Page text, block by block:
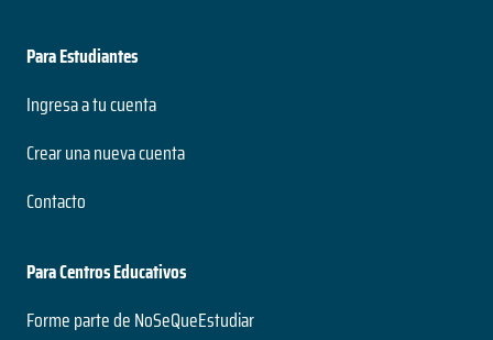
Para Estudiantes
Ingresa a tu cuenta
Crear una nueva cuenta
Contacto
Para Centros Educativos
Forme parte de NoSeQueEstudiar